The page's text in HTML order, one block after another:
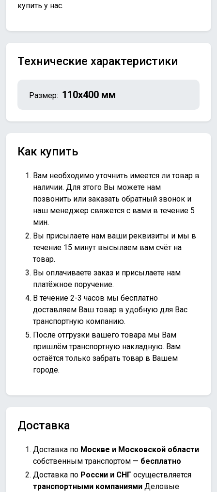
купить у нас.
Технические характеристики
Размер: 110х400 мм
Как купить
Вам необходимо уточнить имеется ли товар в
наличии. Для этого Вы можете нам
позвонить или заказать обратный звонок и
наш менеджер свяжется с вами в течение 5
мин.
Вы присылаете нам ваши реквизиты и мы в
течение 15 минут высылаем вам счёт на
товар.
Вы оплачиваете заказ и присылаете нам
платёжное поручение.
В течение 2-3 часов мы бесплатно
доставляем Ваш товар в удобную для Вас
транспортную компанию.
После отгрузки вашего товара мы Вам
пришлём транспортную накладную. Вам
остаётся только забрать товар в Вашем
городе.
Доставка
Доставка по Москве и Московской области
собственным транспортом — бесплатно
Доставка по России и СНГ осуществляется
транспортными компаниями Деловые